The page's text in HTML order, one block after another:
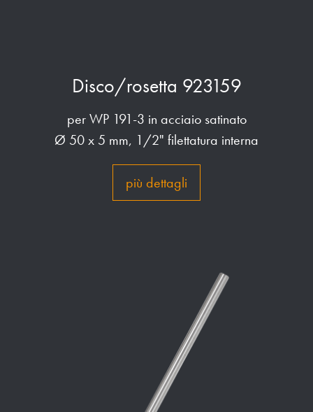
Disco/rosetta 923159
per WP 191-3 in acciaio satinato
Ø 50 x 5 mm, 1/2" filettatura interna
più dettagli